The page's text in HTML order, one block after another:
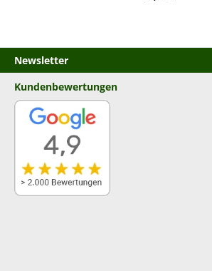
Newsletter
Kundenbewertungen